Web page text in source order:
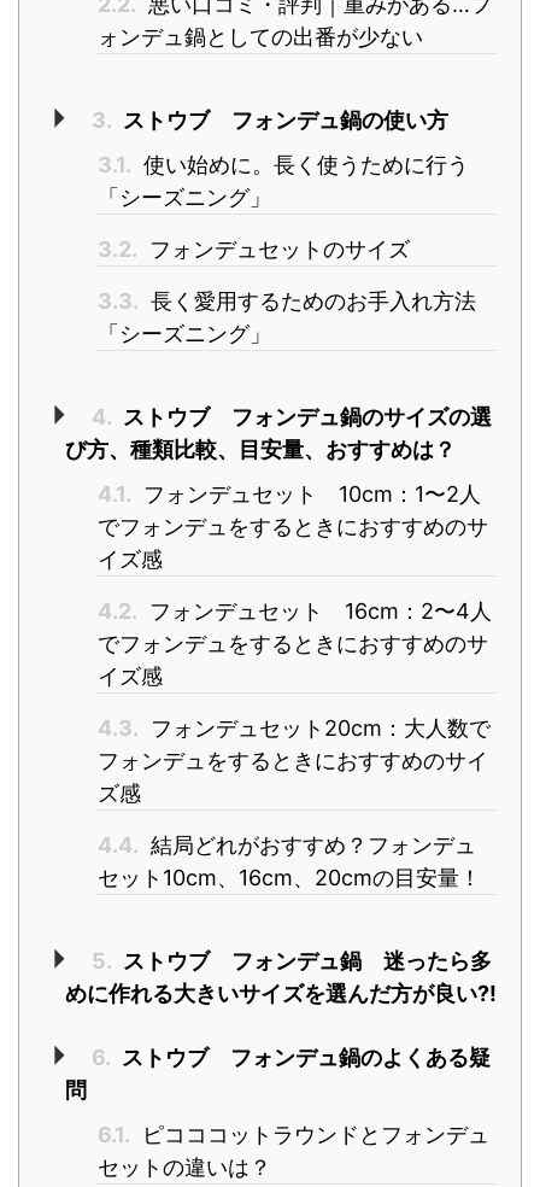
ォンデュ鍋としての出番が少ない
3. ストウブ フォンデュ鍋の使い方
3.1. 使い始めに。長く使うために行う
「シーズニング」
3.2. フォンデュセットのサイズ
3.3. 長く愛用するためのお手入れ方法
「シーズニング」
4. ストウブ フォンデュ鍋のサイズの選
び方、種類比較、目安量、おすすめは？
4.1.
フォンデュセット 10cm：1〜2人
でフォンデュをするときにおすすめのサ
イズ感
4.2.
フォンデュセット 16cm：2〜4人
でフォンデュをするときにおすすめのサ
イズ感
4.3.
フォンデュセット20cm：大人数で
フォンデュをするときにおすすめのサイ
ズ感
4.4. 結局どれがおすすめ？フォンデュ
セット10cm、16cm、20cmの目安量！
5. ストウブ フォンデュ鍋 迷ったら多
めに作れる大きいサイズを選んだ方が良い?!
6. ストウブ フォンデュ鍋のよくある疑
問
6.1.
ピコココットラウンドとフォンデュ
セットの違いは？